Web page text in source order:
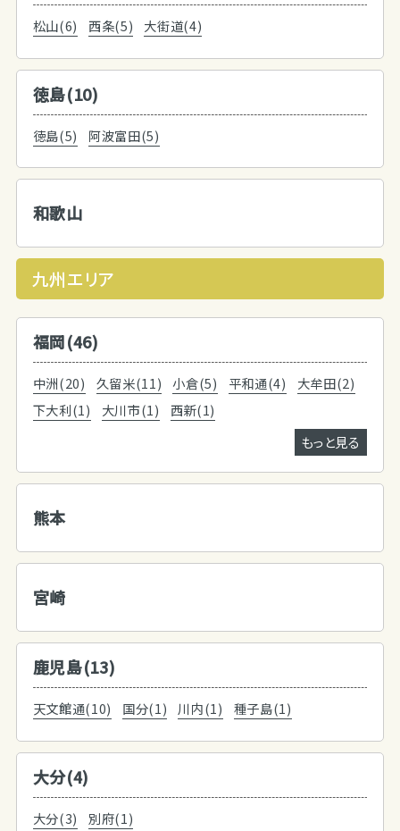
松山(6) 西条(5) 大街道(4)
徳島(10)
徳島(5) 阿波富田(5)
和歌山
九州エリア
福岡(46)
中洲(20) 久留米(11) 小倉(5) 平和通(4)
大牟田(2)
下大利(1)
大川市(1)
西新(1)
もっと見る
熊本
宮崎
鹿児島(13)
天文館通(10) 国分(1) 川内(1) 種子島(1)
大分(4)
大分(3) 別府(1)